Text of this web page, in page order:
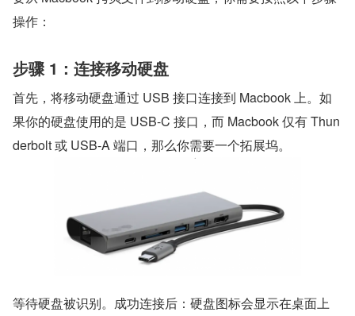
操作：
步骤 1：连接移动硬盘
首先，将移动硬盘通过 USB 接口连接到 Macbook 上。如
果你的硬盘使用的是 USB-C 接口，而 Macbook 仅有 Thun
derbolt 或 USB-A 端口，那么你需要一个拓展坞。
等待硬盘被识别。成功连接后：硬盘图标会显示在桌面上